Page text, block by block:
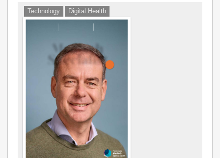
Technology Digital Health